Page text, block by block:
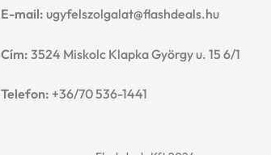
E-mail: ugyfelszolgalat@flashdeals.hu
Cím: 3524 Miskolc Klapka György u. 15 6/1
Telefon: +36/70 536-1441